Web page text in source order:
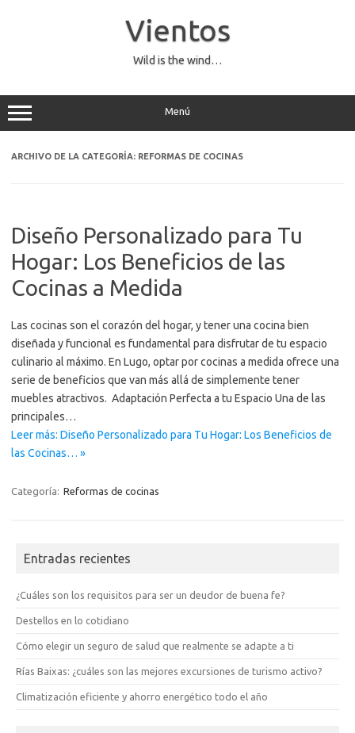
Vientos
Wild is the wind…
Menú
ARCHIVO DE LA CATEGORÍA: REFORMAS DE COCINAS
Diseño Personalizado para Tu
Hogar: Los Beneficios de las
Cocinas a Medida
Las cocinas son el corazón del hogar, y tener una cocina bien
diseñada y funcional es fundamental para disfrutar de tu espacio
culinario al máximo. En Lugo, optar por cocinas a medida ofrece una
serie de beneficios que van más allá de simplemente tener
muebles atractivos. Adaptación Perfecta a tu Espacio Una de las
principales…
Leer más: Diseño Personalizado para Tu Hogar: Los Beneficios de
las Cocinas… »
Categoría: Reformas de cocinas
Entradas recientes
¿Cuáles son los requisitos para ser un deudor de buena fe?
Destellos en lo cotidiano
Cómo elegir un seguro de salud que realmente se adapte a ti
Rías Baixas: ¿cuáles son las mejores excursiones de turismo activo?
Climatización eficiente y ahorro energético todo el año